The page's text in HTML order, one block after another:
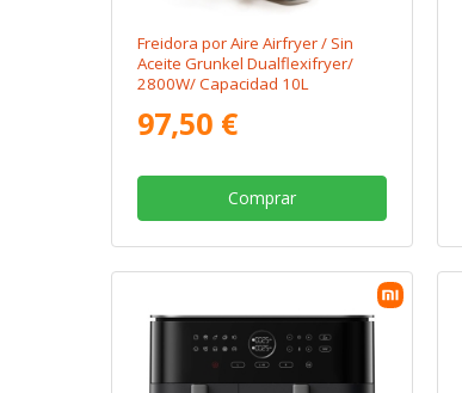
Freidora por Aire Airfryer / Sin
Aceite Grunkel Dualflexifryer/
2800W/ Capacidad 10L
97,50 €
Comprar